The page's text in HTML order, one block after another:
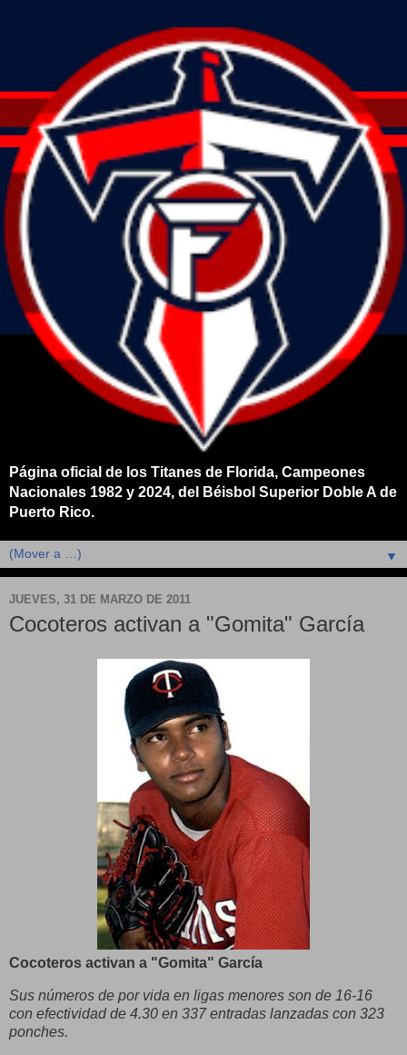
Página oficial de los Titanes de Florida, Campeones
Nacionales 1982 y 2024, del Béisbol Superior Doble A de
Puerto Rico.
▼
JUEVES, 31 DE MARZO DE 2011
Cocoteros activan a "Gomita" García
Cocoteros activan a "Gomita" García
Sus números de por vida en ligas menores son de 16-16
con efectividad de 4.30 en 337 entradas lanzadas con 323
ponches.